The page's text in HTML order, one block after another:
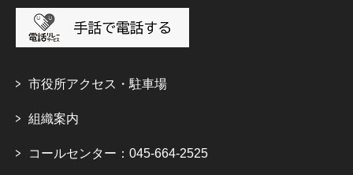
市役所アクセス・駐車場
組織案内
コールセンター：045-664-2525